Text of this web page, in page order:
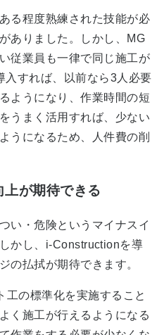
る程度熟練された技能が必
ありました。しかし、MG
従業員も一律で同じ施工が
入すれば、以前なら3人必要
ようになり、作業時間の短
うまく活用すれば、少ない
うになるため、人件費の削
が期待できる
い・危険というマイナスイ
かし、i-Constructionを導
の払拭が期待できます。
の標準化を実施すること
く施工が行えるようになる